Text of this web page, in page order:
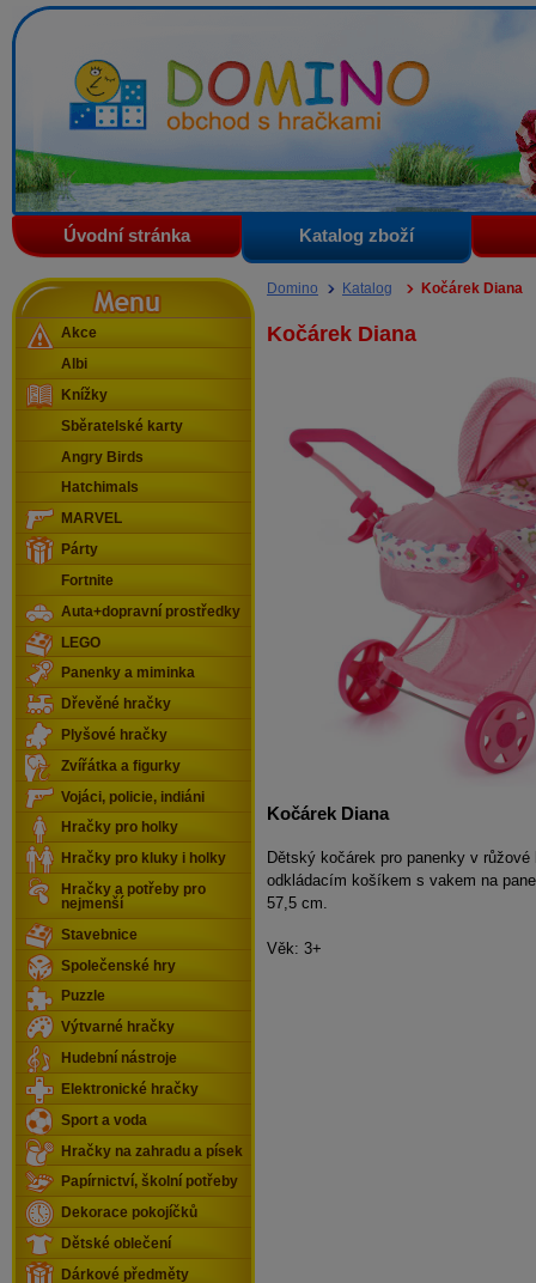
Domino - obchod s hračkami
Úvodní stránka Katalog zboží
Domino Katalog Kočárek Diana
Kočárek Diana
Kočárek Diana
Dětský kočárek pro panenky v
odkládacím košíkem s vakem na
57,5 cm.
Věk: 3+
Menu
Akce
Albi
Knížky
Sběratelské karty
Angry Birds
Hatchimals
MARVEL
Párty
Fortnite
Auta+dopravní prostředky
LEGO
Panenky a miminka
Dřevěné hračky
Plyšové hračky
Zvířátka a figurky
Vojáci, policie, indiáni
Hračky pro holky
Hračky pro kluky i holky
Hračky a potřeby pro
nejmenší
Stavebnice
Společenské hry
Puzzle
Výtvarné hračky
Hudební nástroje
Elektronické hračky
Sport a voda
Hračky na zahradu a písek
Papírnictví, školní potřeby
Dekorace pokojíčků
Dětské oblečení
Dárkové předměty